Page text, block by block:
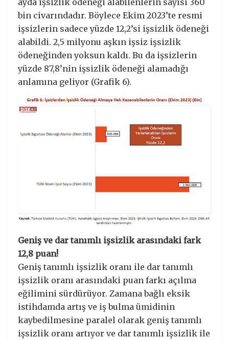
ayda işsizlik ödeneği alabilenlerin sayısı 360
bin civarındadır. Böylece Ekim 2023’te resmi
işsizlerin sadece yüzde 12,2’si işsizlik ödeneği
alabildi. 2,5 milyonu aşkın işsiz işsizlik
ödeneğinden yoksun kaldı. Bu da işsizlerin
yüzde 87,8’nin işsizlik ödeneği alamadığı
anlamına geliyor (Grafik 6).
Geniş ve dar tanımlı işsizlik arasındaki fark
12,8 puan!
Geniş tanımlı işsizlik oranı ile dar tanımlı
işsizlik oranı arasındaki puan farkı açılma
eğilimini sürdürüyor. Zamana bağlı eksik
istihdamda artış ve iş bulma ümidinin
kaybedilmesine paralel olarak geniş tanımlı
işsizlik oranı artıyor ve dar tanımlı işsizlik ile